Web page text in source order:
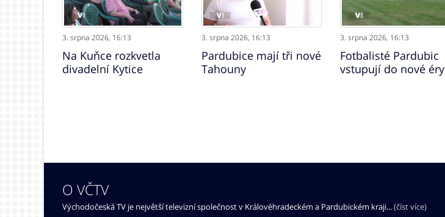
3. srpna 2026, 16:13
Na Kuňce rozkvetla
divadelní Kytice
3. srpna 2026, 16:13
Pardubice mají tři nové
Tahouny
3. srpna 2026, 16:13
Fotbalisté Pardubic
vstupují do nové éry
O VČTV
Východočeská TV je největší televizní společnost v Královéhradeckém a Pardubickém kraji...(číst více)